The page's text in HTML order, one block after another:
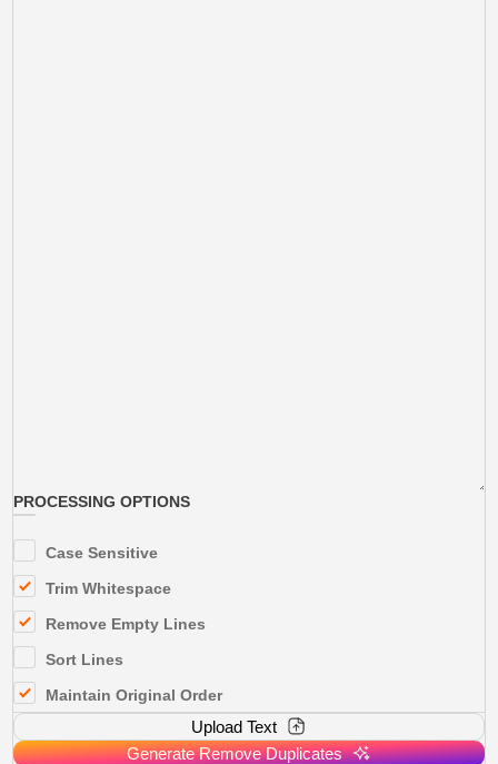
PROCESSING OPTIONS
Case Sensitive
Trim Whitespace
Remove Empty Lines
Sort Lines
Maintain Original Order
Upload Text
Generate Remove Duplicates